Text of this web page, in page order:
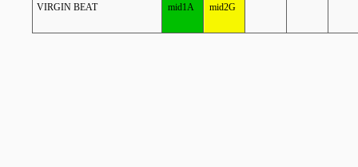
VIRGIN BEAT mid1A mid2G